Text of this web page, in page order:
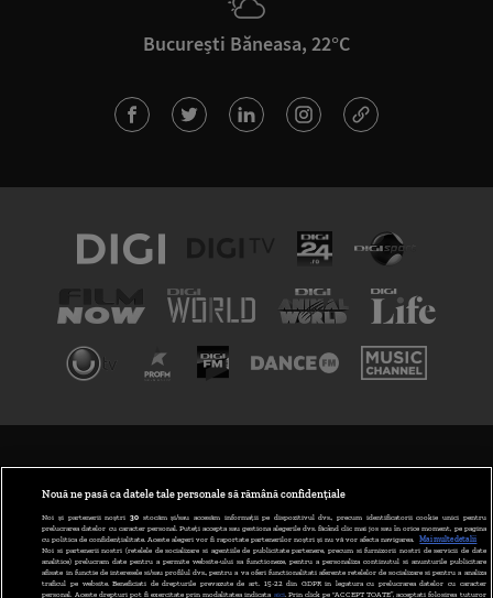
București Băneasa, 22°C
ABONARE DIGI TV
GESTIONAȚI PREFERINȚELE
Nouă ne pasă ca datele tale personale să rămână confidențiale
Noi și partenerii noștri 30stocăm și/sau accesăm informații pe dispozitivul dvs., precum identificatorii cookie unici pentru
prelucrarea datelor cu caracter personal. Puteți accepta sau gestiona alegerile dvs. făcând clic mai jos sau în orice moment, pe pagina
cu politica de confidențialitate. Aceste alegeri vor fi raportate partenerilor noștri și nu vă vor afecta navigarea.
Mai multe detalii
Noi si partenerii nostri (retelele de socializare si agentiile de publicitate partenere, precum si furnizorii nostri de servicii de date
analitice) prelucram date pentru a permite website-ului sa functioneze, pentru a personaliza continutul si anunturile publicitare
afisate in functie de interesele si/sau profilul dvs., pentru a va oferi functionalitati aferente retelelor de socializare si pentru a analiza
traficul pe website. Beneficiati de drepturile prevazute de art. 15-22 din GDPR in legatura cu prelucrarea datelor cu caracter
personal. Aceste drepturi pot fi exercitate prin modalitatea indicata aici. Prin click pe “ACCEPT TOATE”, acceptati folosirea tuturor